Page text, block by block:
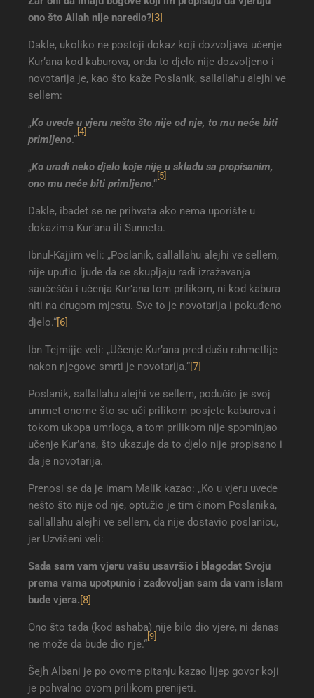
ono što Allah nije naredio? [3]
Dakle, ukoliko ne postoji dokaz koji dozvoljava učenje
Kur’ana kod kaburova, onda to djelo nije dozvoljeno i
novotarija je, kao što kaže Poslanik, sallallahu alejhi ve
sellem:
„Ko uvede u vjeru nešto što nije od nje, to mu neće biti
primljeno.“
[4]
„Ko uradi neko djelo koje nije u skladu sa propisanim,
ono mu neće biti primljeno.“
[5]
Dakle, ibadet se ne prihvata ako nema uporište u
dokazima Kur’ana ili Sunneta.
Ibnul-Kajjim veli: „Poslanik, sallallahu alejhi ve sellem,
nije uputio ljude da se skupljaju radi izražavanja
saučešća i učenja Kur’ana tom prilikom, ni kod kabura
niti na drugom mjestu. Sve to je novotarija i pokuđeno
djelo.“ [6]
Ibn Tejmijje veli: „Učenje Kur’ana pred dušu rahmetlije
nakon njegove smrti je novotarija.“ [7]
Poslanik, sallallahu alejhi ve sellem, podučio je svoj
ummet onome što se uči prilikom posjete kaburova i
tokom ukopa umrloga, a tom prilikom nije spominjao
učenje Kur’ana, što ukazuje da to djelo nije propisano i
da je novotarija.
Prenosi se da je imam Malik kazao: „Ko u vjeru uvede
nešto što nije od nje, optužio je tim činom Poslanika,
sallallahu alejhi ve sellem, da nije dostavio poslanicu,
jer Uzvišeni veli:
Sada sam vam vjeru vašu usavršio i blagodat Svoju
prema vama upotpunio i zadovoljan sam da vam islam
bude vjera. [8]
Ono što tada (kod ashaba) nije bilo dio vjere, ni danas
ne može da bude dio nje.“
[9]
Šejh Albani je po ovome pitanju kazao lijep govor koji
je pohvalno ovom prilikom prenijeti.